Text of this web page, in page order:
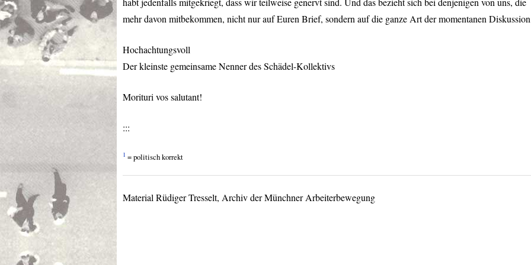
mehr davon mitbekommen, nicht nur auf Euren Brief, sondern auf die ganze Art der momentanen
Hochachtungsvoll
Der kleinste gemeinsame Nenner des Schädel-Kollektivs
Morituri vos salutant!
:::
1 = politisch korrekt
Material Rüdiger Tresselt, Archiv der Münchner Arbeiterbewegung